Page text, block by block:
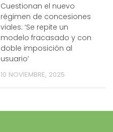
Cuestionan el nuevo
régimen de concesiones
viales: ‘Se repite un
modelo fracasado y con
doble imposición al
usuario’
10 NOVIEMBRE, 2025